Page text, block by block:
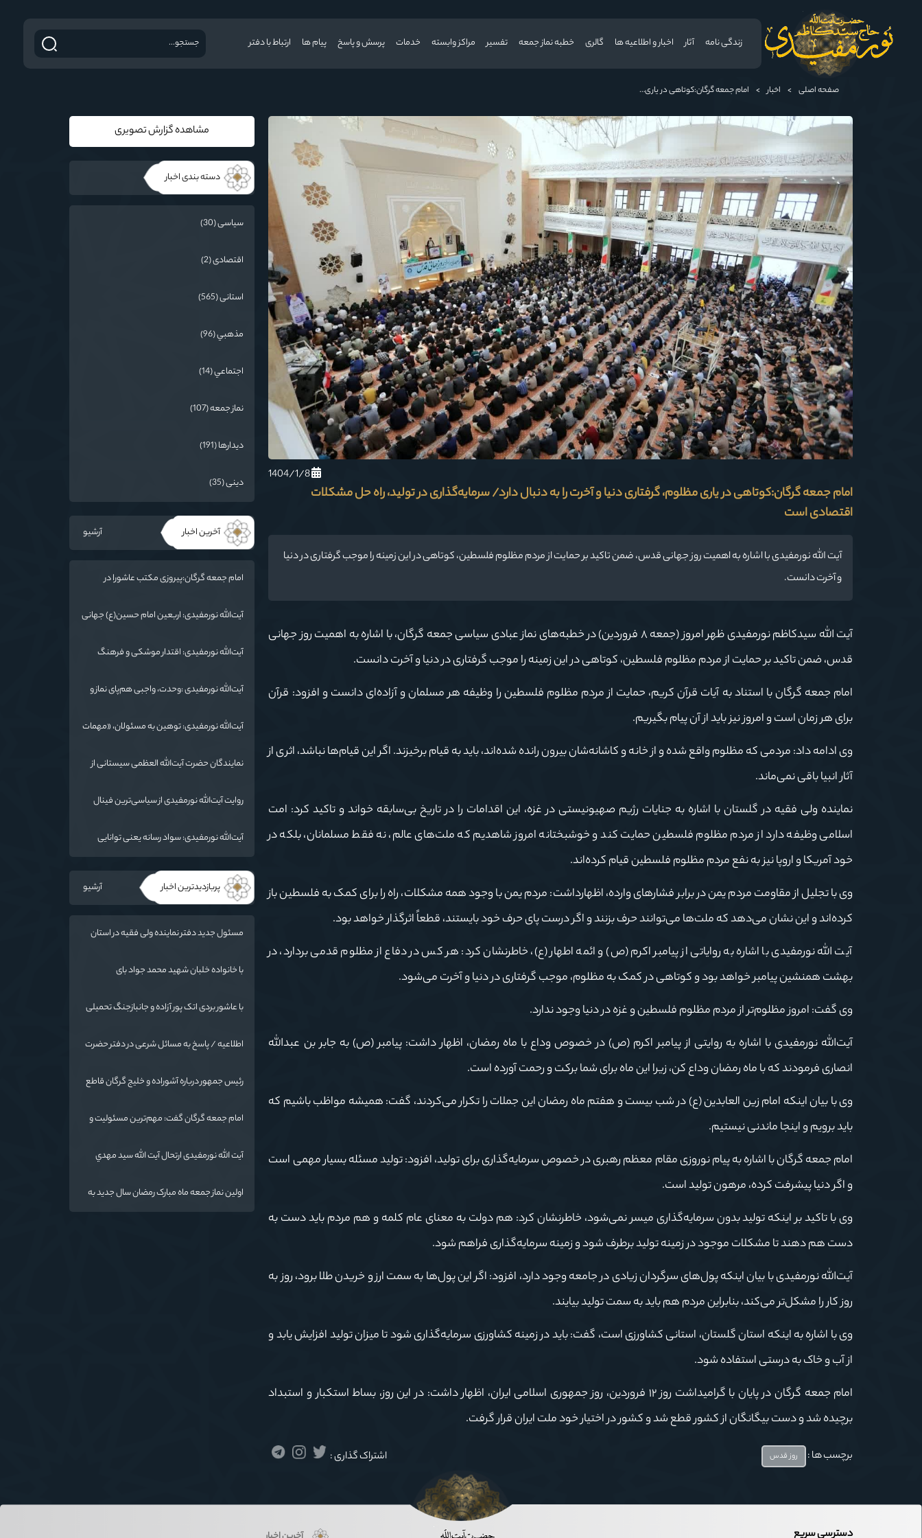
زندگی نامه آثار اخبار و اطلاعیه ها گالری خطبه نماز جمعه تفسیر مراکز وابسته خدمات پرسش و پاسخ پیام ها ارتباط با دفتر
صفحه اصلی > اخبار > امام جمعه گرگان:کوتاهی در یاری مظلوم، گرفتاری دنیا و آخرت را به دنبال دارد/ سرمایه‌گذاری در تولید، راه حل مشکلات اقتصادی است
1404/1/8
امام جمعه گرگان:کوتاهی در یاری مظلوم، گرفتاری دنیا و آخرت را به دنبال دارد/ سرمایه‌گذاری در تولید، راه حل مشکلات
اقتصادی است
آیت الله نورمفیدی با اشاره به اهمیت روز جهانی قدس، ضمن تاکید بر حمایت از مردم مظلوم فلسطین، کوتاهی در این زمینه را موجب گرفتاری در دنیا
و آخرت دانست.
آیت الله سیدکاظم نورمفیدی ظهر امروز (جمعه ٨ فروردین) در خطبه‌های نماز عبادی سیاسی جمعه گرگان، با اشاره به اهمیت روز جهانی
قدس، ضمن تاکید بر حمایت از مردم مظلوم فلسطین، کوتاهی در این زمینه را موجب گرفتاری در دنیا و آخرت دانست.
امام جمعه گرگان با استناد به آیات قرآن کریم، حمایت از مردم مظلوم فلسطین را وظیفه هر مسلمان و آزاده‌ای دانست و افزود: قرآن
برای هر زمان است و امروز نیز باید از آن پیام بگیریم.
وی ادامه داد: مردمی که مظلوم واقع شده و از خانه و کاشانه‌شان بیرون رانده شده‌اند، باید به قیام برخیزند. اگر این قیام‌ها نباشد، اثری از
آثار انبیا باقی نمی‌ماند.
نماینده ولی فقیه در گلستان با اشاره به جنایات رژیم صهیونیستی در غزه، این اقدامات را در تاریخ بی‌سابقه خواند و تاکید کرد: امت
اسلامی وظیفه دارد از مردم مظلوم فلسطین حمایت کند و خوشبختانه امروز شاهدیم که ملت‌های عالم، نه فقط مسلمانان، بلکه در
خود آمریکا و اروپا نیز به نفع مردم مظلوم فلسطین قیام کرده‌اند.
وی با تجلیل از مقاومت مردم یمن در برابر فشارهای وارده، اظهارداشت: مردم یمن با وجود همه مشکلات، راه را برای کمک به فلسطین باز
کرده‌اند و این نشان می‌دهد که ملت‌ها می‌توانند حرف بزنند و اگر درست پای حرف خود بایستند، قطعاً اثرگذار خواهد بود.
آیت الله نورمفیدی با اشاره به روایاتی از پیامبر اکرم (ص) و ائمه اطهار (ع)، خاطرنشان کرد: هر کس در دفاع از مظلوم قدمی بردارد، در
بهشت همنشین پیامبر خواهد بود و کوتاهی در کمک به مظلوم، موجب گرفتاری در دنیا و آخرت می‌شود.
وی گفت: امروز مظلوم‌تر از مردم مظلوم فلسطین و غزه در دنیا وجود ندارد.
آیت‌الله نورمفیدی با اشاره به روایتی از پیامبر اکرم (ص) در خصوص وداع با ماه رمضان، اظهار داشت: پیامبر (ص) به جابر بن عبدالله
انصاری فرمودند که با ماه رمضان وداع کن، زیرا این ماه برای شما برکت و رحمت آورده است.
وی با بیان اینکه امام زین العابدین (ع) در شب بیست و هفتم ماه رمضان این جملات را تکرار می‌کردند، گفت: همیشه مواظب باشیم که
باید برویم و اینجا ماندنی نیستیم.
امام جمعه گرگان با اشاره به پیام نوروزی مقام معظم رهبری در خصوص سرمایه‌گذاری برای تولید، افزود: تولید مسئله بسیار مهمی است
و اگر دنیا پیشرفت کرده، مرهون تولید است.
وی با تاکید بر اینکه تولید بدون سرمایه‌گذاری میسر نمی‌شود، خاطرنشان کرد: هم دولت به معنای عام کلمه و هم مردم باید دست به
دست هم دهند تا مشکلات موجود در زمینه تولید برطرف شود و زمینه سرمایه‌گذاری فراهم شود.
آیت‌الله نورمفیدی با بیان اینکه پول‌های سرگردان زیادی در جامعه وجود دارد، افزود: اگر این پول‌ها به سمت ارز و خریدن طلا برود، روز به
روز کار را مشکل‌تر می‌کند، بنابراین مردم هم باید به سمت تولید بیایند.
وی با اشاره به اینکه استان گلستان، استانی کشاورزی است، گفت: باید در زمینه کشاورزی سرمایه‌گذاری شود تا میزان تولید افزایش یابد و
از آب و خاک به درستی استفاده شود.
امام جمعه گرگان در پایان با گرامیداشت روز ۱۲ فروردین، روز جمهوری اسلامی ایران، اظهار داشت: در این روز، بساط استکبار و استبداد
برچیده شد و دست بیگانگان از کشور قطع شد و کشور در اختیار خود ملت ایران قرار گرفت.
برچسب ها : روز قدس اشتراک گذاری :
مشاهده گزارش تصویری
دسته بندی اخبار
سیاسی (30)
اقتصادی (2)
استانی (565)
مذهبي (96)
اجتماعي (14)
نماز جمعه (107)
دیدارها (191)
دینی (35)
آخرین اخبار آرشیو
امام جمعه گرگان:پیروزی مکتب عاشورا در
نمی‌شود
آیت‌الله نورمفیدی: اربعین امام حسین(ع) جهانی
تهمت به مسئولان حد شرعی دارد
آیت‌الله نورمفیدی: اقتدار موشکی و فرهنگ
تا ضرورت روایتگری جهانی
آیت‌الله نورمفیدی :وحدت، واجبی هم‌پای نماز و
آیت‌الله نورمفیدی: توهین به مسئولان، «مهمات
به جای جنگ است
نمایندگان حضرت آیت‌الله العظمی سیستانی از
کردند
روایت آیت‌الله نورمفیدی از سیاسی‌ترین فینال
می‌نشیند
آیت‌الله نورمفیدی: سواد رسانه یعنی توانایی
پربازدیدترین اخبار آرشیو
مسئول جدید دفتر نماینده ولی فقیه در استان
با خانواده خلبان شهید محمد جواد بای
با عاشور بردی اتک پور آزاده و جانبازجنگ تحمیلی
اطلاعیه / پاسخ به مسائل شرعی در دفتر حضرت
رئیس جمهور درباره آشوراده و خلیج گرگان قاطع
امام جمعه گرگان گفت: مهم‌ترین مسئولیت و
دانش‌آموزان، انسان‌سازی و تربیت نیروهای موثر
و مفید برای آینده ایران اسلامی است.
آیت الله نورمفیدی ارتحال آیت الله سيد مهدي
اولین نماز جمعه ماه مبارک رمضان سال جدید به
دسترسی سریع